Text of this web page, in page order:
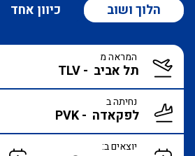
הלוך ושוב כיוון אחד
המראה מ
נחיתה ב
יוצאים ב: